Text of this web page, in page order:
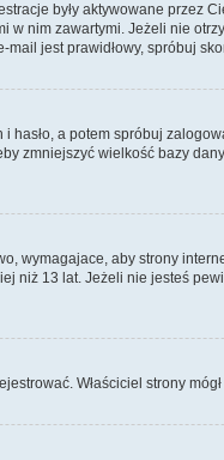
były aktywowane przez
nim zawartymi. Jeżeli nie
jest prawidłowy, spróbuj
a potem spróbuj
zmniejszyć wielkość bazy
wymagajace, aby strony
13 lat. Jeżeli nie jesteś
Właściciel strony